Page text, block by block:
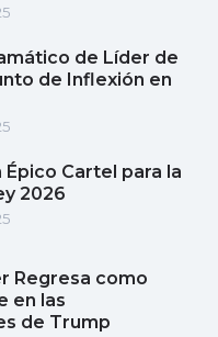
de Líder de
de Inflexión en
Épico Cartel para la
2026
Regresa como
en las
de Trump